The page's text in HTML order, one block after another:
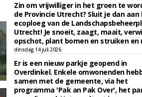
Zin om vrijwilliger in het groen te
de Provincie Utrecht? Sluit je dan aan
ecoploeg van de
Utrecht! Je snoeit, zaagt, maait,
opschot, plant bomen en struiken en
dinsdag 14 juli 2026
Er is een nieuw parkje geopend in
Overdinkel. Enkele omwonenden
samen met de gemeente, via het
programma 'Pak an Pak Over', het